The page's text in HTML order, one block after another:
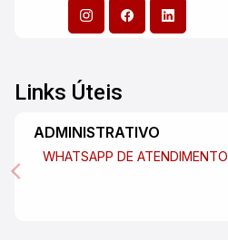
Links Úteis
ADMINISTRATIVO
WHATSAPP DE ATENDIMENTO